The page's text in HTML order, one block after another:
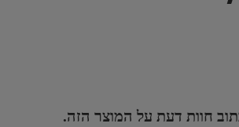
חוות דעת על המוצר הזה.